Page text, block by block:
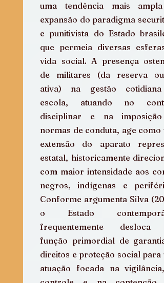
uma tendência mais ampla
expansão do paradigma
e punitivista do Estado
que permeia diversas
vida social. A presença
de militares (da reserva ou
ativa) na gestão cotidiana
escola, atuando no
disciplinar e na imposição
normas de conduta, age como
extensão do aparato
estatal, historicamente
com maior intensidade aos
negros, indígenas e
Conforme argumenta Silva
o Estado
frequentemente desloca
função primordial de
direitos e proteção social para
atuação focada na